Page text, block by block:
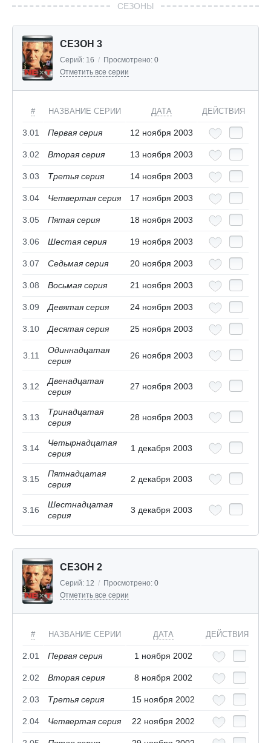
СЕЗОНЫ
СЕЗОН 3
Серий: 16 / Просмотрено: 0
Отметить все серии
# НАЗВАНИЕ СЕРИИ ДАТА ДЕЙСТВИЯ
3.01 Первая серия 12 ноября 2003
3.02 Вторая серия 13 ноября 2003
3.03 Третья серия 14 ноября 2003
3.04 Четвертая серия 17 ноября 2003
3.05 Пятая серия 18 ноября 2003
3.06 Шестая серия 19 ноября 2003
3.07 Седьмая серия 20 ноября 2003
3.08 Восьмая серия 21 ноября 2003
3.09 Девятая серия 24 ноября 2003
3.10 Десятая серия 25 ноября 2003
3.11
Одиннадцатая
серия
26 ноября 2003
3.12
Двенадцатая
серия
27 ноября 2003
3.13
Тринадцатая
серия
28 ноября 2003
3.14
Четырнадцатая
серия
1 декабря 2003
3.15
Пятнадцатая
серия
2 декабря 2003
3.16
Шестнадцатая
серия
3 декабря 2003
СЕЗОН 2
Серий: 12 / Просмотрено: 0
Отметить все серии
# НАЗВАНИЕ СЕРИИ ДАТА ДЕЙСТВИЯ
2.01 Первая серия 1 ноября 2002
2.02 Вторая серия 8 ноября 2002
2.03 Третья серия 15 ноября 2002
2.04 Четвертая серия 22 ноября 2002